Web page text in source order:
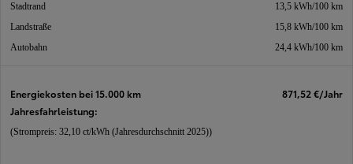
Stadtrand
13,5 kWh/100 km
Landstraße
15,8 kWh/100 km
Autobahn
24,4 kWh/100 km
Energiekosten bei 15.000 km
Jahresfahrleistung:
871,52 €/Jahr
(Strompreis: 32,10 ct/kWh (Jahresdurchschnitt 2025))